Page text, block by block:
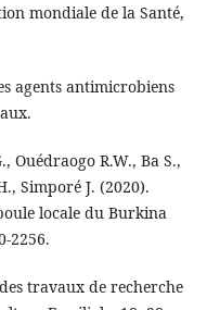
mondiale de la Santé,
agents antimicrobiens
Ouédraogo R.W., Ba S.,
Simporé J. (2020).
locale du Burkina
travaux de recherche